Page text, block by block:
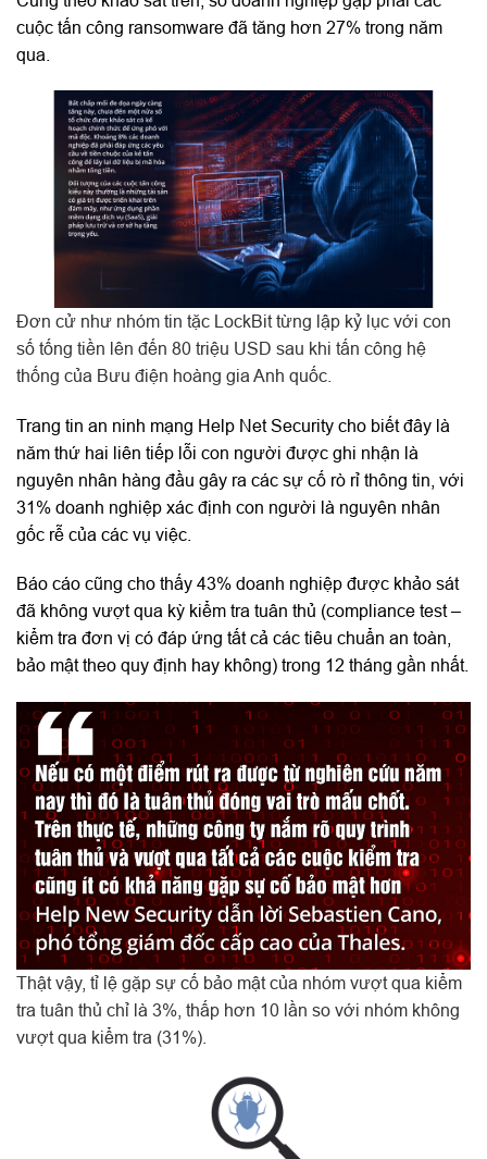
cuộc tấn công ransomware đã tăng hơn 27% trong năm
qua.
Đơn cử như nhóm tin tặc LockBit từng lập kỷ lục với con
số tống tiền lên đến 80 triệu USD sau khi tấn công hệ
thống của Bưu điện hoàng gia Anh quốc.
Trang tin an ninh mạng Help Net Security cho biết đây là
năm thứ hai liên tiếp lỗi con người được ghi nhận là
nguyên nhân hàng đầu gây ra các sự cố rò rỉ thông tin, với
31% doanh nghiệp xác định con người là nguyên nhân
gốc rễ của các vụ việc.
Báo cáo cũng cho thấy 43% doanh nghiệp được khảo sát
đã không vượt qua kỳ kiểm tra tuân thủ (compliance test –
kiểm tra đơn vị có đáp ứng tất cả các tiêu chuẩn an toàn,
bảo mật theo quy định hay không) trong 12 tháng gần nhất.
Thật vậy, tỉ lệ gặp sự cố bảo mật của nhóm vượt qua kiểm
tra tuân thủ chỉ là 3%, thấp hơn 10 lần so với nhóm không
vượt qua kiểm tra (31%).